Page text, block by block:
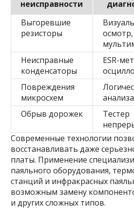
неисправности
Выгоревшие
резисторы
осмотр,
Неисправные
конденсаторы
ESR-
Повреждения
микросхем
Обрыв дорожек
Тестер
Современные технологии
восстанавливать даже
платы. Применение
паяльного оборудования,
станций и инфракрасных
возможным замену
и других сложных типов.